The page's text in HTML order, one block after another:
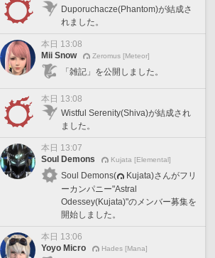
Duporuchacze(Phantom)が結成さ
れました。
本日 13:08
Mii Snow
Zeromus [Meteor]
「雑記」を公開しました。
本日 13:08
Wistful Serenity(Shiva)が結成され
ました。
本日 13:07
Soul Demons
Kujata [Elemental]
Soul Demons(
Kujata)さんがフリ
ーカンパニー"Astral
Odessey(Kujata)"のメンバー募集を
開始しました。
本日 13:06
Yoyo Micro
Hades [Mana]